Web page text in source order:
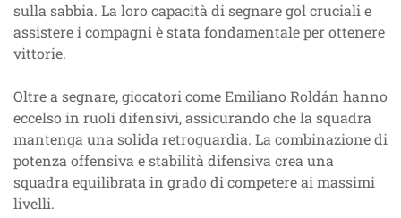
sulla sabbia. La loro capacità di segnare gol cruciali e
assistere i compagni è stata fondamentale per ottenere
vittorie.
Oltre a segnare, giocatori come Emiliano Roldán hanno
eccelso in ruoli difensivi, assicurando che la squadra
mantenga una solida retroguardia. La combinazione di
potenza offensiva e stabilità difensiva crea una
squadra equilibrata in grado di competere ai massimi
livelli.